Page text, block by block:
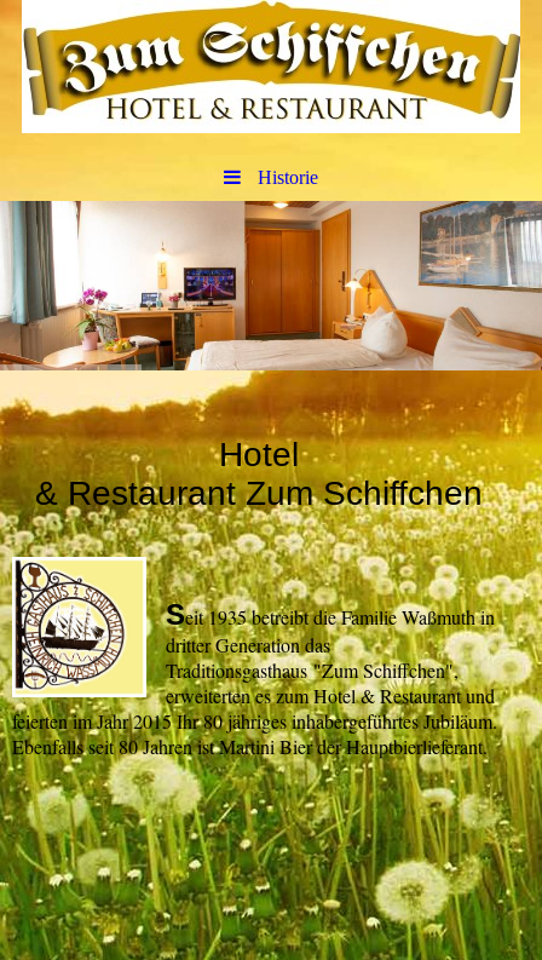
Historie
Hotel
& Restaurant Zum Schiffchen
Seit 1935 betreibt die Familie Waßmuth in
dritter Generation das
Traditionsgasthaus"Zum Schiffchen",
erweiterten es zum Hotel & Restaurant und
feierten im Jahr 2015 Ihr 80 jähriges inhabergeführtes Jubiläum.
Ebenfalls seit 80 Jahren ist Martini Bier der Hauptbierlieferant.